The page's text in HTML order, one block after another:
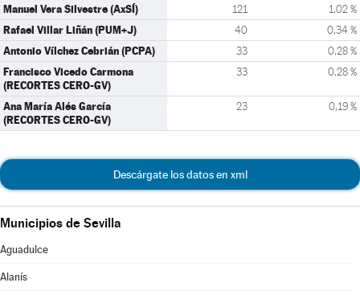
Manuel Vera Silvestre (AxSÍ) 121 1,02 %
Rafael Villar Liñán (PUM+J) 40 0,34 %
Antonio Vílchez Cebrián (PCPA) 33 0,28 %
Francisco Vicedo Carmona
(RECORTES CERO-GV)
33 0,28 %
Ana María Alés García
(RECORTES CERO-GV)
23 0,19 %
Descárgate los datos en xml
Municipios de Sevilla
Aguadulce
Alanís